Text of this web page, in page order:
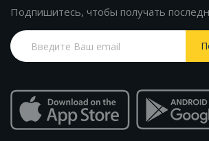
Подпишитесь, чтобы получать